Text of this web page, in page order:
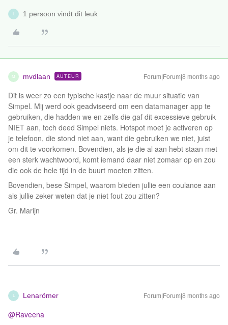
L 1 persoon vindt dit leuk
M mvdlaan AUTEUR Forum|Forum|8 months ago
Dit is weer zo een typische kastje naar de muur situatie van
Simpel. Mij werd ook geadviseerd om een datamanager app te
gebruiken, die hadden we en zelfs die gaf dit excessieve gebruik
NIET aan, toch deed Simpel niets. Hotspot moet je activeren op
je telefoon, die stond niet aan, want die gebruiken we niet, juist
om dit te voorkomen. Bovendien, als je die al aan hebt staan met
een sterk wachtwoord, komt iemand daar niet zomaar op en zou
die ook de hele tijd in de buurt moeten zitten.
Bovendien, bese Simpel, waarom bieden jullie een coulance aan
als jullie zeker weten dat je niet fout zou zitten?
Gr. Marijn
L Lenarömer Forum|Forum|8 months ago
@Raveena